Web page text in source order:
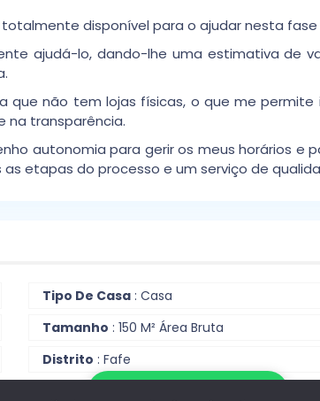
disponível para o ajudar nesta
ajudá-lo, dando-lhe uma estimativa de
que não tem lojas físicas, o que me
na transparência.
autonomia para gerir os meus horários e
etapas do processo e um serviço de
Tipo De Casa : Casa
Tamanho : 150 M² Área Bruta
Distrito : Fafe